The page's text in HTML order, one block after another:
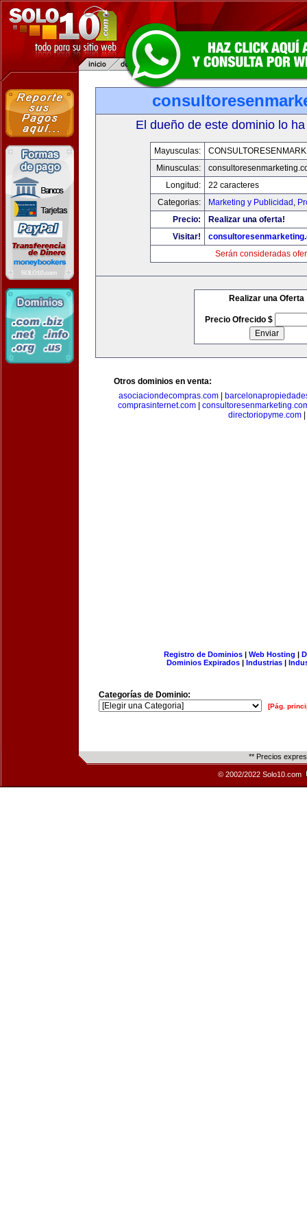
El dueño de este dominio lo
Mayusculas:
Minusculas:
Longitud:
22 caracteres
Categorias:
Marketing y Publicidad ,
Precio:
Realizar una oferta!
Visitar!
Serán consideradas
Realizar una Oferta
Precio Ofrecido $
Otros dominios en venta:
asociaciondecompras.com|
comprasinternet.com|
directoriopyme.com|
Registro de Dominios| Web Hosting |
Dominios Expirados | Industrias |
Categorías de Dominio:
[Pág.
** Precios
© 2002/2022 Solo10.com